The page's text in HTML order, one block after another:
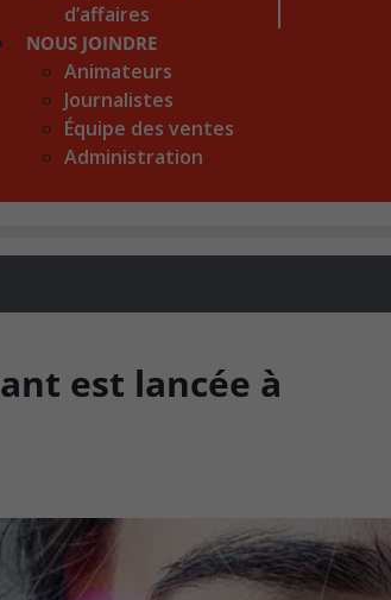
d’affaires
NOUS JOINDRE
Animateurs
Journalistes
Équipe des ventes
Administration
est lancée à